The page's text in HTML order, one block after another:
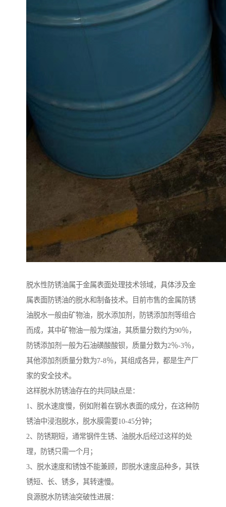
脱水性防锈油属于金属表面处理技术领域，具体涉及金
属表面防锈油的脱水和制备技术。目前市售的金属防锈
油脱水一般由矿物油，脱水添加剂，防锈添加剂等组合
而成，其中矿物油一般为煤油，其质量分数约为90％，
防锈添加剂一般为石油磺酸酸钡，质量分数为2％-3％，
其他添加剂质量分数为7-8％，其组成各异，都是生产厂
家的安全技术。
这样脱水防锈油存在的共同缺点是：
1、脱水速度慢，例如附着在钢水表面的成分，在这种防
锈油中浸泡脱水，脱水膜需要10-45分钟；
2、防锈期短，通常钢件生锈、油脱水后经过这样的处
理，防锈只需一个月；
3、脱水速度和锈蚀不能兼顾，即脱水速度品种多，其铁
锈短、长、锈多，其转速慢。
良源脱水防锈油突破性进展：